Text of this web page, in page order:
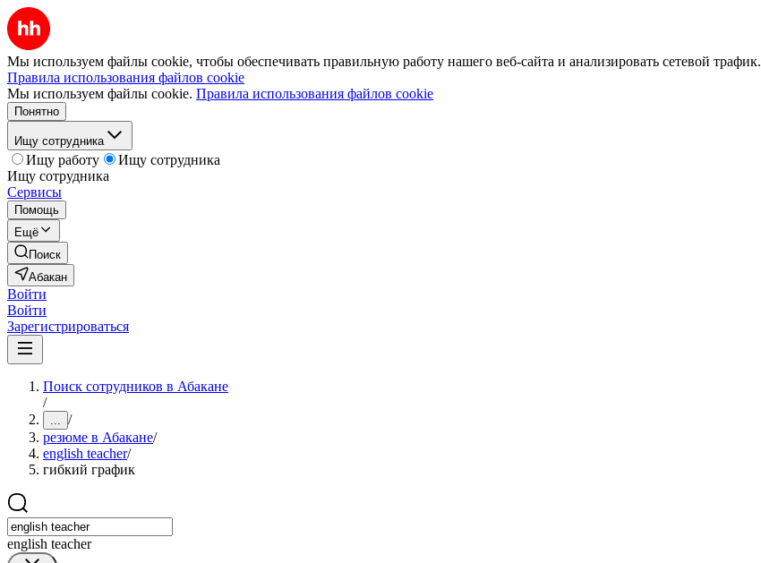
Мы используем файлы cookie, чтобы обеспечивать правильную работу нашего веб-сайта и анализировать сетевой трафик.
Правила использования файлов cookie
Мы используем файлы cookie. Правила использования файлов cookie
Понятно
Ищу сотрудника
Ищу работу
Ищу сотрудника
Ищу сотрудника
Сервисы
Помощь
Ещё
Поиск
Абакан
Войти
Войти
Зарегистрироваться
Поиск сотрудников в Абакане
/
... /
резюме в Абакане/
english teacher/
гибкий график
english teacher